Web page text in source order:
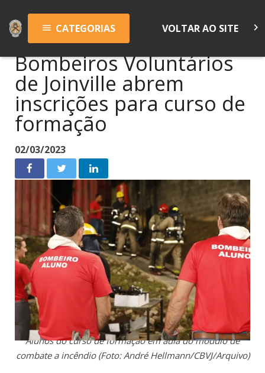
menu CATEGORIAS VOLTAR AO SITE keyboard_arrow_right
Bombeiros Voluntários
de Joinville abrem
inscrições para curso de
formação
02/03/2023
Alunos do curso de formação em aula do módulo de
combate a incêndio (Foto: André Hellmann/CBVJ/Arquivo)